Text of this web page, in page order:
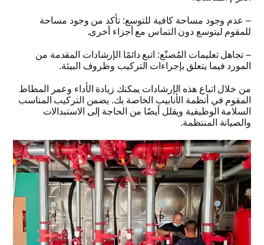
– عدم وجود مساحة كافية للتوسع:تأكد من وجود مساحة
للمقوم ليتوسع دون التماس مع أجزاء أخرى.
–تجاهل تعليمات المُصنّع: اتبع دائمًا الإرشادات المقدمة من
المورد فيما يتعلق بإجراءات التركيب وظروف البيئة.
من خلال اتباع هذه الإرشادات يمكنك زيادة الأداء وعمر المطاط
المقوم في أنظمة الأنابيب الخاصة بك. يضمن التركيب المناسب
السلامة الوظيفية ويقلل أيضًا من الحاجة إلى الاستبدالات
والصيانة المنتظمة.